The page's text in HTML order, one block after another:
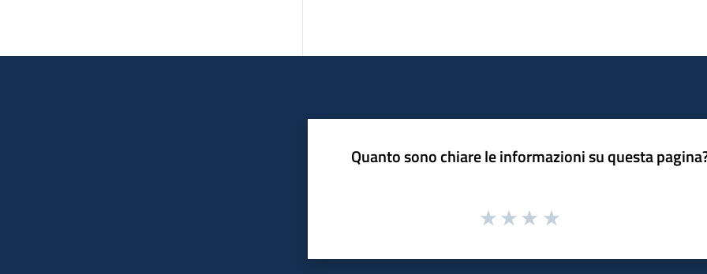
Quanto sono chiare le informazioni su questa